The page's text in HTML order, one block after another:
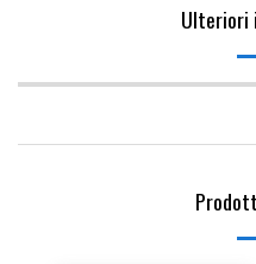
Ulteriori